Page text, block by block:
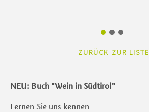
ZURÜCK ZUR LISTE
NEU: Buch "Wein in Südtirol"
Lernen Sie uns kennen